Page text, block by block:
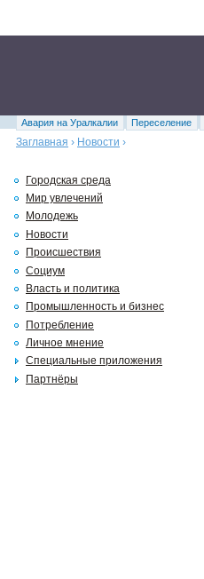
Авария на Уралкалии Переселение
Заглавная › Новости ›
Городская среда
Мир увлечений
Молодежь
Новости
Происшествия
Социум
Власть и политика
Промышленность и бизнес
Потребление
Личное мнение
Специальные приложения
Партнёры